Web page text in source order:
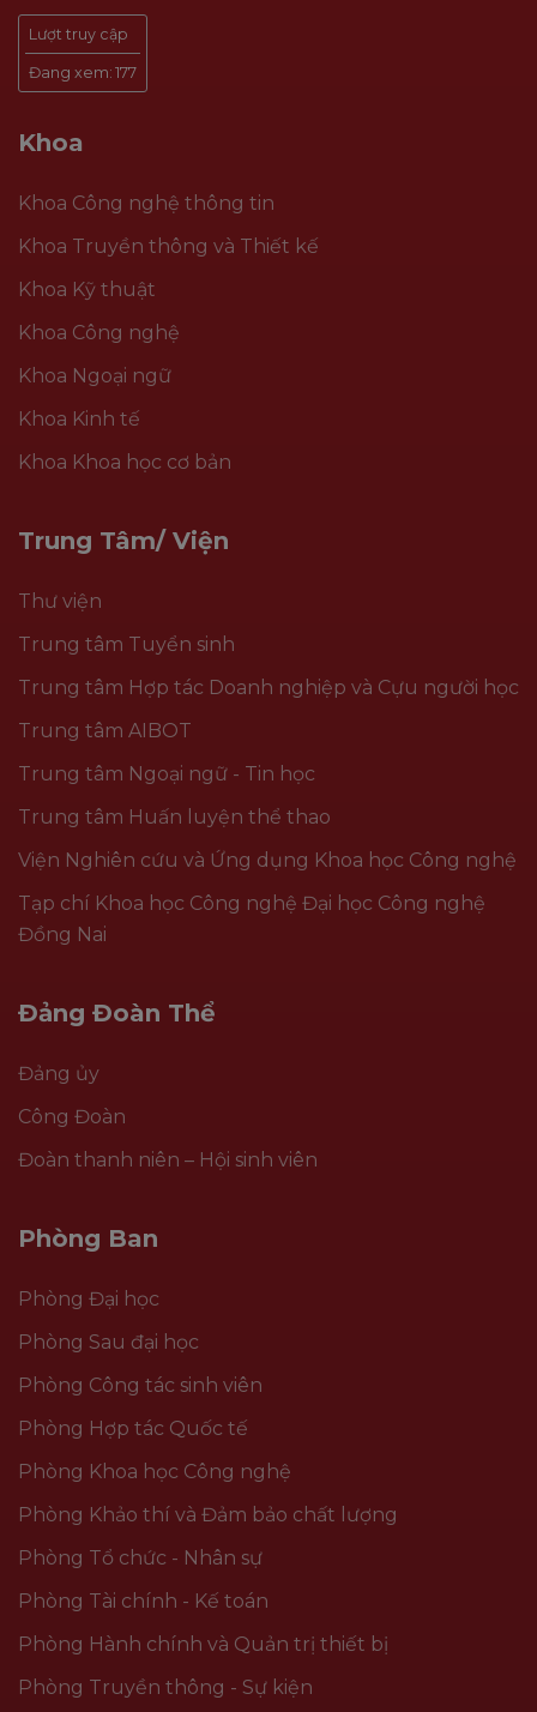
Lượt truy cập
Đang xem: 177
Khoa
Khoa Công nghệ thông tin
Khoa Truyền thông và Thiết kế
Khoa Kỹ thuật
Khoa Công nghệ
Khoa Ngoại ngữ
Khoa Kinh tế
Khoa Khoa học cơ bản
Trung Tâm/ Viện
Thư viện
Trung tâm Tuyển sinh
Trung tâm Hợp tác Doanh nghiệp và Cựu người học
Trung tâm AIBOT
Trung tâm Ngoại ngữ - Tin học
Trung tâm Huấn luyện thể thao
Viện Nghiên cứu và Ứng dụng Khoa học Công nghệ
Tạp chí Khoa học Công nghệ Đại học Công nghệ
Đồng Nai
Đảng Đoàn Thể
Đảng ủy
Công Đoàn
Đoàn thanh niên – Hội sinh viên
Phòng Ban
Phòng Đại học
Phòng Sau đại học
Phòng Công tác sinh viên
Phòng Hợp tác Quốc tế
Phòng Khoa học Công nghệ
Phòng Khảo thí và Đảm bảo chất lượng
Phòng Tổ chức - Nhân sự
Phòng Tài chính - Kế toán
Phòng Hành chính và Quản trị thiết bị
Phòng Truyền thông - Sự kiện